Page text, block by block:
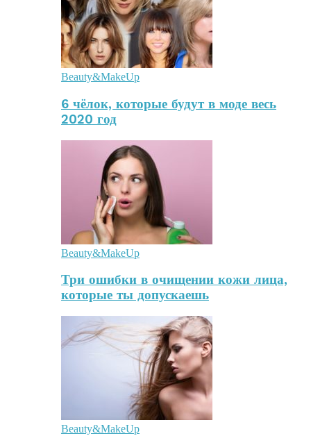
Beauty&MakeUp
6 чёлок, которые будут в моде весь
2020 год
Beauty&MakeUp
Три ошибки в очищении кожи лица,
которые ты допускаешь
Beauty&MakeUp